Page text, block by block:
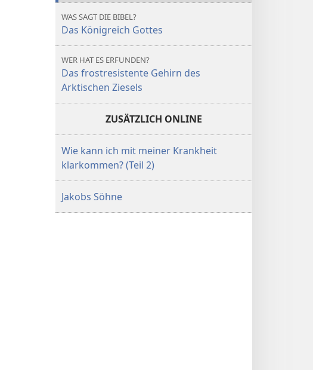
WAS SAGT DIE BIBEL?
Das Königreich Gottes
WER HAT ES ERFUNDEN?
Das frostresistente Gehirn des
Arktischen Ziesels
ZUSÄTZLICH ONLINE
Wie kann ich mit meiner Krankheit
klarkommen? (Teil 2)
Jakobs Söhne